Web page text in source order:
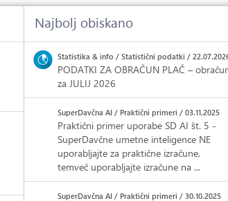
Najbolj obiskano
Statistika & info / Statistični podatki /
PODATKI ZA OBRAČUN PLAČ –
za JULIJ 2026
SuperDavčna AI / Praktični primeri / 03.11.2025
Praktični primer uporabe SD AI št. 5 -
SuperDavčne umetne inteligence NE
uporabljajte za praktične izračune,
temveč uporabljajte izračune na ...
SuperDavčna AI / Praktični primeri / 30.10.2025